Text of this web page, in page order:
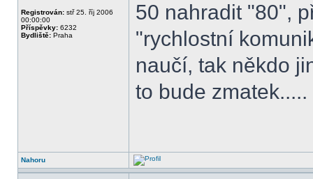
Registrován: stř 25. říj 2006
00:00:00
Příspěvky: 6232
Bydliště: Praha
50 nahradit "80",
"rychlostní
naučí, tak někdo
to bude zmatek.....
Nahoru